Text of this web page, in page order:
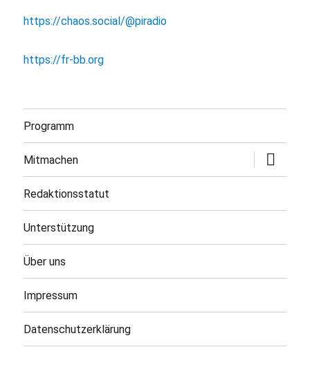
https://chaos.social/@piradio
https://fr-bb.org
Programm
Mitmachen
öffnen
Redaktionsstatut
Unterstützung
Über uns
Impressum
Datenschutzerklärung